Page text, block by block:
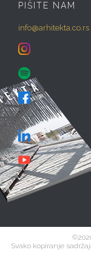
PIŠITE NAM
info@arhitekta.co.rs
Svako kopiranje